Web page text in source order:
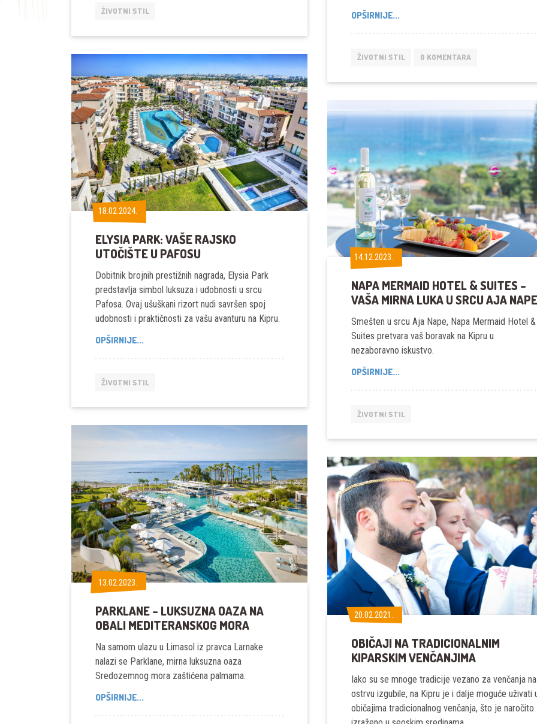
U
KINOTECI
ŽIVOTNI STIL
OPŠIRNIJE...
MODERNA
OAZA
AJA
ŽIVOTNI STIL 0 KOMENTARA
18.02.2024.
18.02.2024.
ELYSIA PARK: VAŠE RAJSKO
UTOČIŠTE U PAFOSU
Dobitnik brojnih prestižnih nagrada, Elysia Park
predstavlja simbol luksuza i udobnosti u srcu
Pafosa. Ovaj ušuškani rizort nudi savršen spoj
udobnosti i praktičnosti za vašu avanturu na Kipru.
OPŠIRNIJE...ELYSIA
RAJSKO
U
ŽIVOTNI STIL
14.12.2023.
14.12.2023.
NAPA MERMAID HOTEL & SUITES –
VAŠA MIRNA LUKA U SRCU AJA
Smešten u srcu Aja Nape, Napa Mermaid Hotel &
Suites pretvara vaš boravak na Kipru u
nezaboravno iskustvo.
OPŠIRNIJE...
&
–
MIRNA
LUKA
SRCU
AJA
NAPE
ŽIVOTNI STIL
13.02.2023.
13.02.2023.
PARKLANE – LUKSUZNA OAZA NA
OBALI MEDITERANSKOG MORA
Na samom ulazu u Limasol iz pravca Larnake
nalazi se Parklane, mirna luksuzna oaza
Sredozemnog mora zaštićena palmama.
OPŠIRNIJE...
20.02.2021.
20.02.2021.
OBIČAJI NA TRADICIONALNIM
KIPARSKIM VENČANJIMA
Iako su se mnoge tradicije vezano za venčanja na
ostrvu izgubile, na Kipru je i dalje moguće uživati
običajima tradicionalnog venčanja, što je naročito